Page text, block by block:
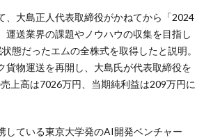
、大島正人代表取締役がかねてから「2024
運送業界の課題やノウハウの収集を目指し
態だったエムの全株式を取得したと説明。
貨物運送を再開し、大島氏が代表取締役を
上高は7026万円、当期純利益は209万円に
している東京大学発のAI開発ベンチャー